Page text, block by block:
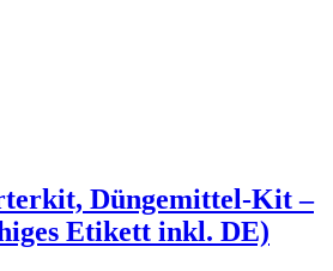
Düngemittel-Kit –
Etikett inkl. DE)